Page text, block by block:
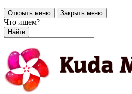
Открыть меню Закрыть меню
Что ищем?
Найти